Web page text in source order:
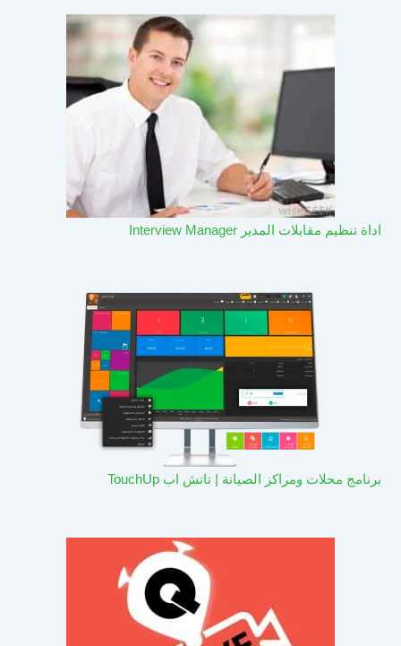
اداة تنظيم مقابلات المدير Interview Manager
برنامج محلات ومراكز الصيانة | تاتش اب TouchUp